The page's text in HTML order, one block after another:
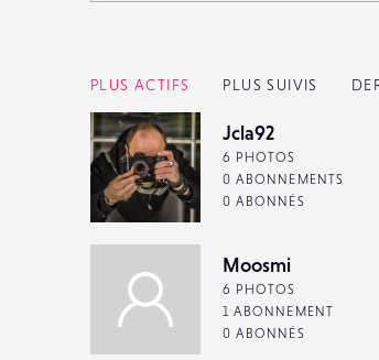
PLUS ACTIFS PLUS SUIVIS
Jcla92
6 PHOTOS
0 ABONNEMENTS
0 ABONNÉS
Moosmi
6 PHOTOS
1 ABONNEMENT
0 ABONNÉS